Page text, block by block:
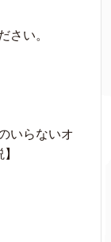
さい。
いらないオ